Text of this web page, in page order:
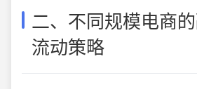
二、不同规模电商
流动策略